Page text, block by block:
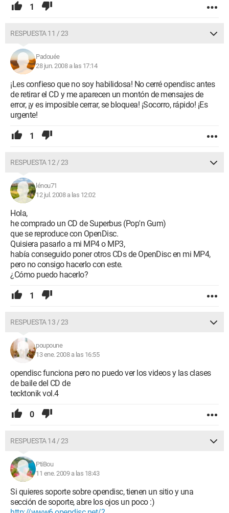
1
RESPUESTA 11 / 23
Padouée
28 jun. 2008 a las 17:14
¡Les confieso que no soy habilidosa! No cerré opendisc antes
de retirar el CD y me aparecen un montón de mensajes de
error, ¡y es imposible cerrar, se bloquea! ¡Socorro, rápido! ¡Es
urgente!
1
RESPUESTA 12 / 23
lénou71
12 jul. 2008 a las 12:02
Hola,
he comprado un CD de Superbus (Pop'n Gum)
que se reproduce con OpenDisc.
Quisiera pasarlo a mi MP4 o MP3,
había conseguido poner otros CDs de OpenDisc en mi MP4,
pero no consigo hacerlo con este.
¿Cómo puedo hacerlo?
1
RESPUESTA 13 / 23
poupoune
13 ene. 2008 a las 16:55
opendisc funciona pero no puedo ver los videos y las clases
de baile del CD de
tecktonik vol.4
0
RESPUESTA 14 / 23
PtiBou
11 ene. 2009 a las 18:43
Si quieres soporte sobre opendisc, tienen un sitio y una
sección de soporte, abre los ojos un poco :)